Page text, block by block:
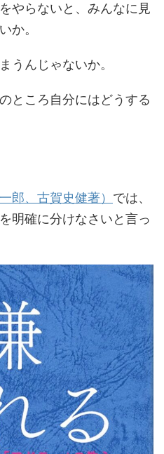
やらないと、みんなに見
か。
うんじゃないか。
ところ自分にはどうする
郎、古賀史健著） では、
明確に分けなさいと言っ